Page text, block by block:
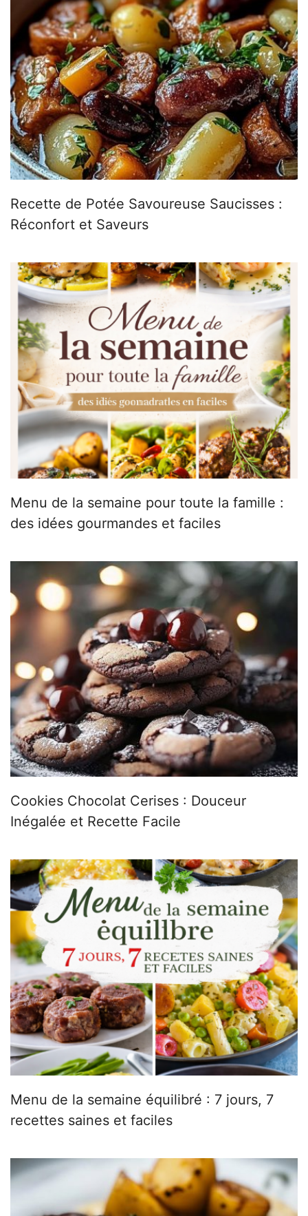
Recette de Potée Savoureuse Saucisses :
Réconfort et Saveurs
Menu de la semaine pour toute la famille :
des idées gourmandes et faciles
Cookies Chocolat Cerises : Douceur
Inégalée et Recette Facile
Menu de la semaine équilibré : 7 jours, 7
recettes saines et faciles